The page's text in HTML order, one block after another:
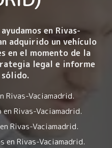
en Rivas-
adquirido un vehículo
en el momento de la
legal e informe
Rivas-Vaciamadrid.
Rivas-Vaciamadrid.
Rivas-Vaciamadrid.
Rivas-Vaciamadrid.